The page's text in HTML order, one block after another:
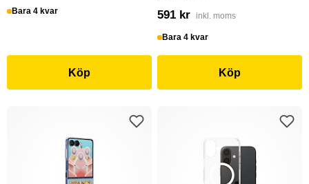
Bara 4 kvar
Köp
591 kr inkl. moms
Bara 4 kvar
Köp